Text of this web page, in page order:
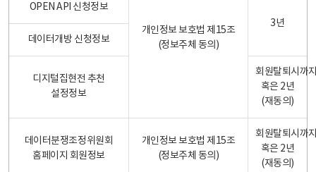
개인정보 보호법 제15조
(정보주체 동의)
OPEN API 신청정보
3년
데이터개방 신청정보
디지털집현전 추천
설정정보
회원탈퇴시까
혹은 2년
(재동의)
데이터분쟁조정위원회
홈페이지 회원정보
개인정보 보호법 제15조
(정보주체 동의)
회원탈퇴시까
혹은 2년
(재동의)